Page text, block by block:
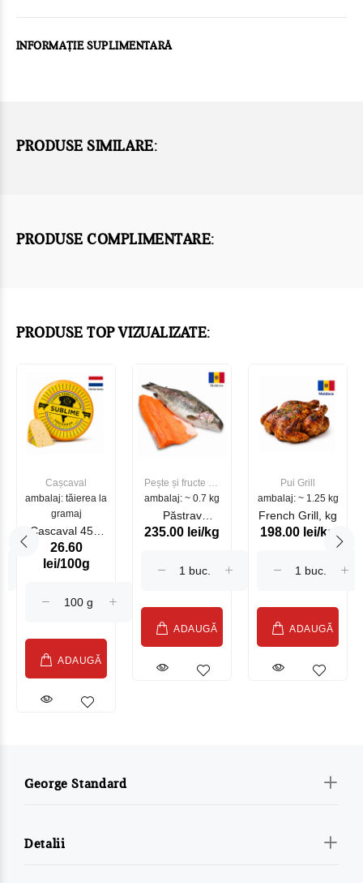
INFORMAȚIE SUPLIMENTARĂ
PRODUSE SIMILARE:
PRODUSE COMPLIMENTARE:
PRODUSE TOP VIZUALIZATE:
Cașcaval
ambalaj: tăierea la
gramaj
Cascaval 45%
Maasdam
Sublime Cow
26.60
lei/100g
ADAUGĂ
Pește și fructe de
mare
ambalaj: ~ 0.7 kg
Păstrav
Somonat
235.00 lei/kg
ADAUGĂ
Pui Grill
ambalaj: ~ 1.25 kg
French Grill, kg
198.00 lei/kg
ADAUGĂ
George Standard
Detalii